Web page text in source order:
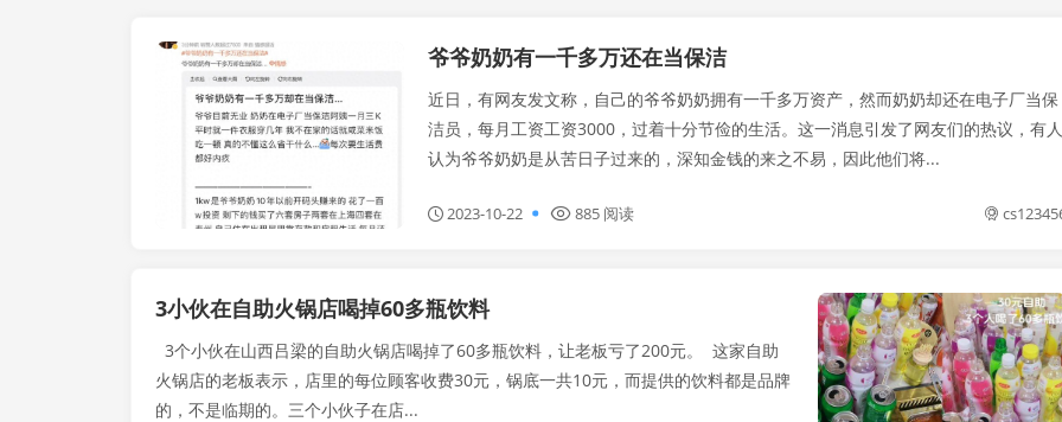
手机热搜
爷爷奶奶有一千多万还在当保洁
近日，有网友发文称，自己的爷爷奶奶拥有一千多万资产，然而奶奶却还在电子厂当保
洁员，每月工资工资3000，过着十分节俭的生活。这一消息引发了网友们的热议，有人
认为爷爷奶奶是从苦日子过来的，深知金钱的来之不易，因此他们将...
2023-10-22 885 阅读
3小伙在自助火锅店喝掉60多瓶饮料
3个小伙在山西吕梁的自助火锅店喝掉了60多瓶饮料，让老板亏了200元。 这家自助
火锅店的老板表示，店里的每位顾客收费30元，锅底一共10元，而提供的饮料都是品牌
的，不是临期的。三个小伙子在店...